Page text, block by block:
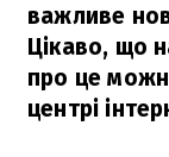
важливе
Цікаво, що
про це
центрі